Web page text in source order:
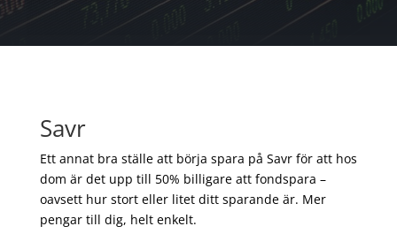
Savr
Ett annat bra ställe att börja spara på Savr för att hos
dom är det upp till 50% billigare att fondspara –
oavsett hur stort eller litet ditt sparande är. Mer
pengar till dig, helt enkelt.